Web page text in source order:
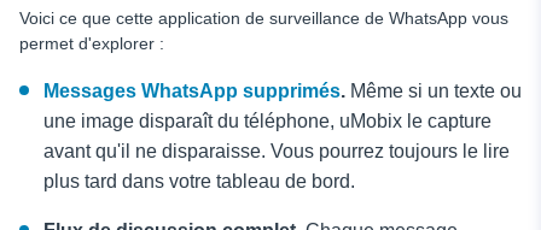
Voici ce que cette application de surveillance de WhatsApp vous
permet d'explorer :
Messages WhatsApp supprimés. Même si un texte ou
une image disparaît du téléphone, uMobix le capture
avant qu'il ne disparaisse. Vous pourrez toujours le lire
plus tard dans votre tableau de bord.